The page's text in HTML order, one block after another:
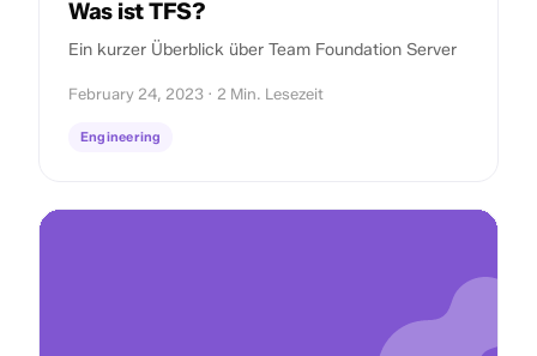
Was ist TFS?
Ein kurzer Überblick über Team Foundation Server
February 24, 2023 · 2 Min. Lesezeit
Engineering